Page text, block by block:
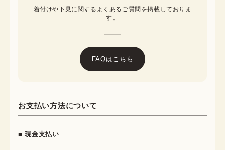
着付けや下見に関するよくあるご質問を掲載しておりま
す。
FAQはこちら
お支払い方法について
■ 現金支払い